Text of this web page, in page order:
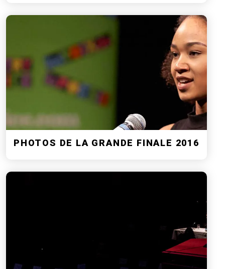
PHOTOS DE LA GRANDE FINALE 2016